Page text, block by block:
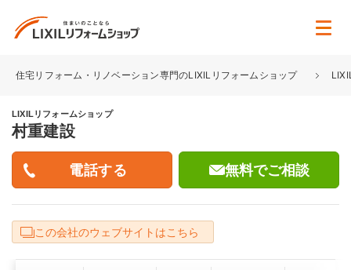
住宅リフォーム・リノベーション専門のLIXILリフォームショップ
LIXILリフォームショップ
村重建設
無料でご相談
この会社のウェブサイトはこちら